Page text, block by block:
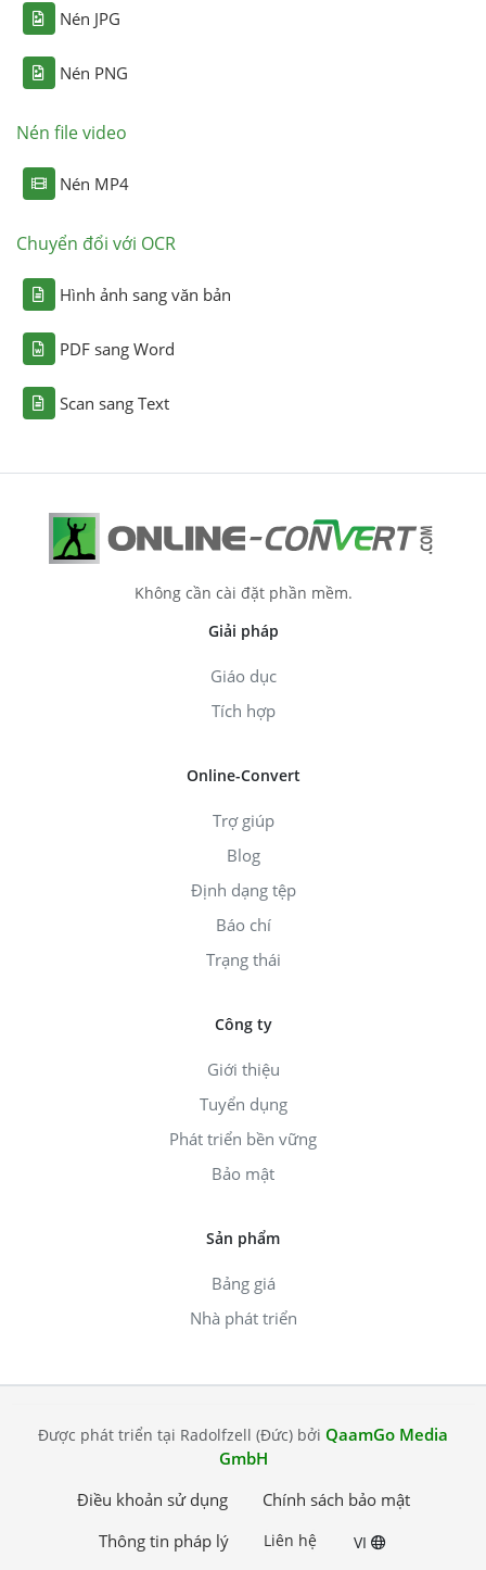
Nén JPG
Nén PNG
Nén file video
Nén MP4
Chuyển đổi với OCR
Hình ảnh sang văn bản
PDF sang Word
Scan sang Text
Không cần cài đặt phần mềm.
Giải pháp
Giáo dục
Tích hợp
Online-Convert
Trợ giúp
Blog
Định dạng tệp
Báo chí
Trạng thái
Công ty
Giới thiệu
Tuyển dụng
Phát triển bền vững
Bảo mật
Sản phẩm
Bảng giá
Nhà phát triển
Được phát triển tại Radolfzell (Đức) bởi QaamGo Media
GmbH
Điều khoản sử dụng
Chính sách bảo mật
Thông tin pháp lý
Liên hệ VI